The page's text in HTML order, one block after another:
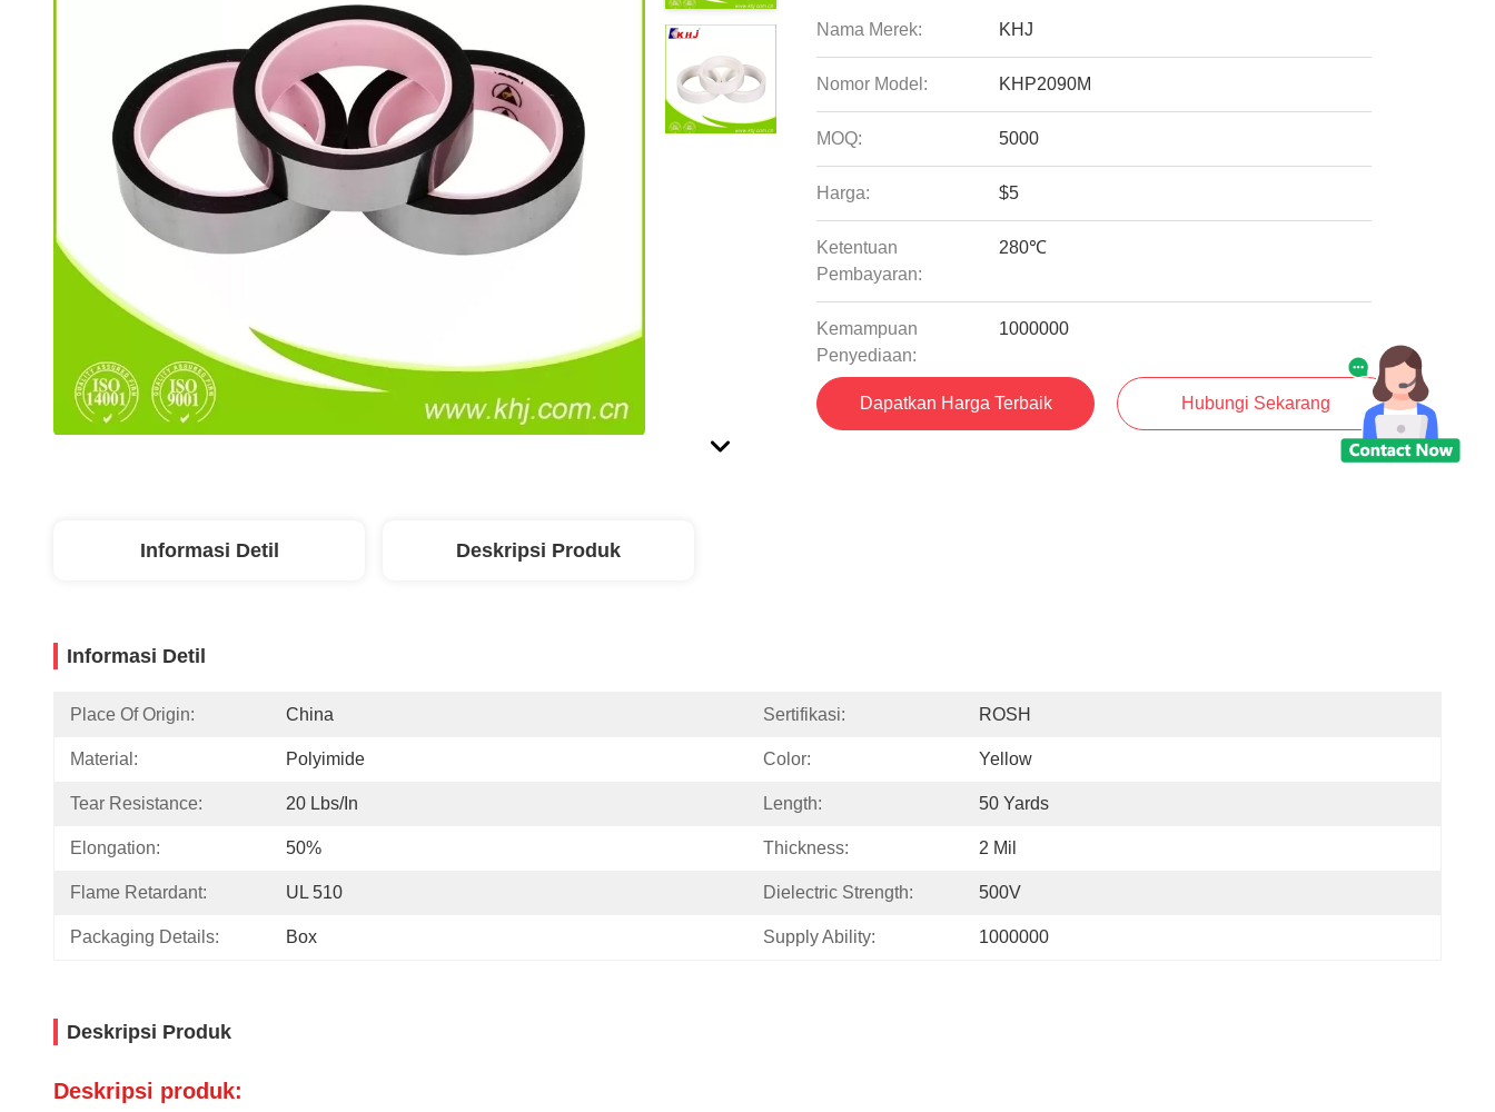
Nama Merek: KHJ
Nomor Model: KHP2090M
MOQ: 5000
Harga: $5
Ketentuan
Pembayaran:
280℃
Kemampuan
Penyediaan:
1000000
Dapatkan Harga Terbaik Hubungi Sekarang
Informasi Detil Deskripsi Produk
Informasi Detil
Place Of Origin: China Sertifikasi: ROSH
Material: Polyimide Color: Yellow
Tear Resistance: 20 Lbs/in Length: 50 Yards
Elongation: 50% Thickness: 2 Mil
Flame Retardant: UL 510 Dielectric Strength: 500V
Packaging Details: Box Supply Ability: 1000000
Deskripsi Produk
Deskripsi produk: